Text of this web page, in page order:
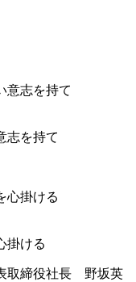
志を持て
掛ける
取締役社長 野坂英